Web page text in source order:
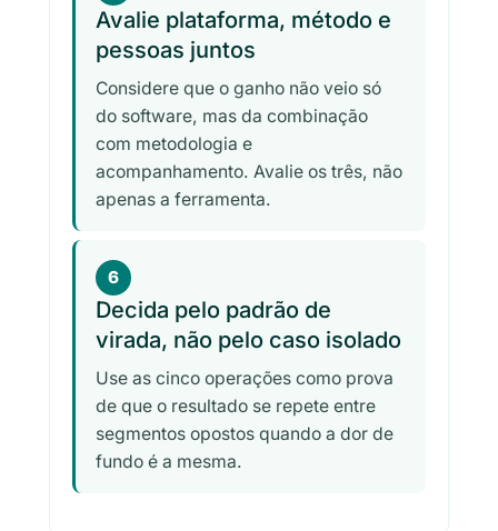
Avalie plataforma, método e
pessoas juntos
Considere que o ganho não veio só
do software, mas da combinação
com metodologia e
acompanhamento. Avalie os três, não
apenas a ferramenta.
6
Decida pelo padrão de
virada, não pelo caso isolado
Use as cinco operações como prova
de que o resultado se repete entre
segmentos opostos quando a dor de
fundo é a mesma.